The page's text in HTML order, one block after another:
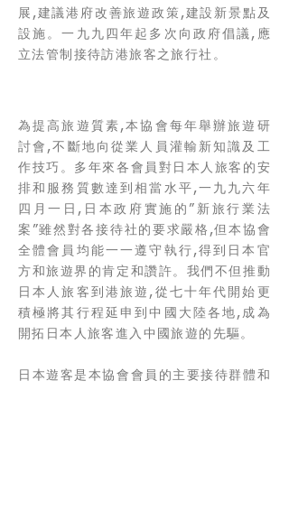
展,建議港府改善旅遊政策,建設新景點及
設施。一九九四年起多次向政府倡議,應
立法管制接待訪港旅客之旅行社。
為提高旅遊質素,本協會每年舉辦旅遊研
討會,不斷地向從業人員灌輸新知識及工
作技巧。多年來各會員對日本人旅客的安
排和服務質數達到相當水平,一九九六年
四月一日,日本政府實施的”新旅行業法
案”雖然對各接待社的要求嚴格,但本協會
全體會員均能一一遵守執行,得到日本官
方和旅遊界的肯定和讚許。我們不但推動
日本人旅客到港旅遊,從七十年代開始更
積極將其行程延申到中國大陸各地,成為
開拓日本人旅客進入中國旅遊的先驅。
日本遊客是本協會會員的主要接待群體和